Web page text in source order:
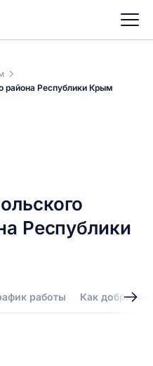
района Республики Крым
Республики
работы Как добраться